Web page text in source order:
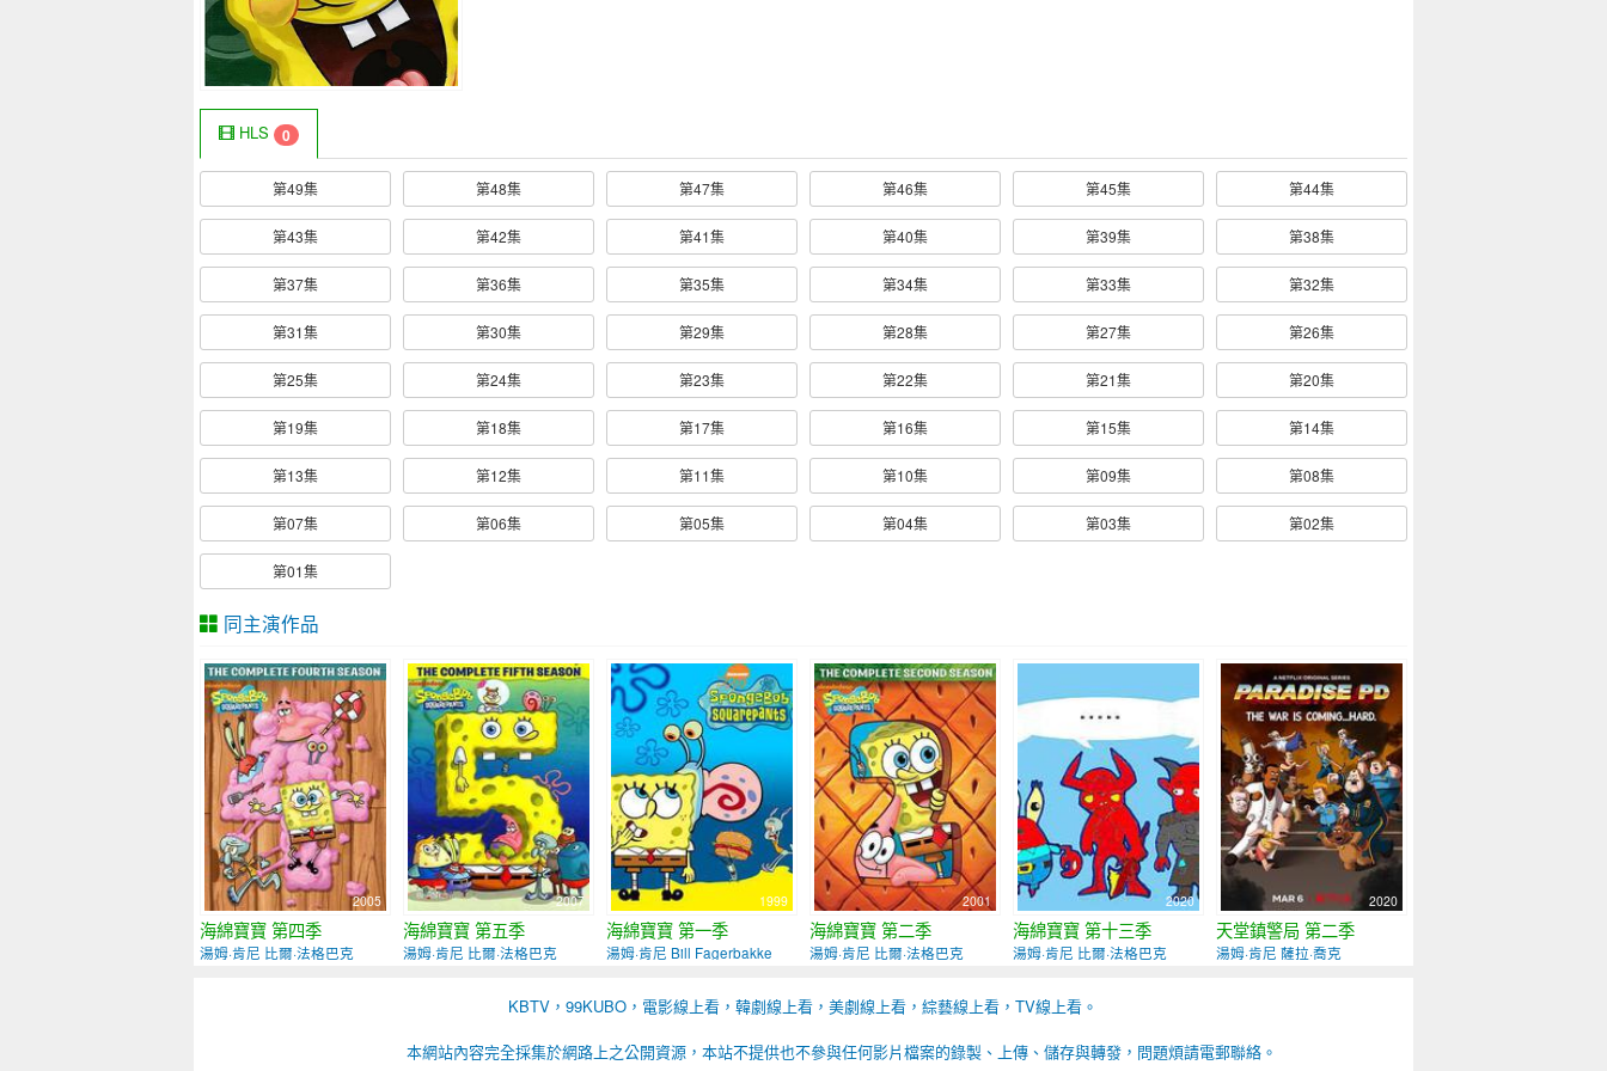
HLS 0
第49集 第48集 第47集 第46集 第45集 第44集
第43集 第42集 第41集 第40集 第39集 第38集
第37集 第36集 第35集 第34集 第33集 第32集
第31集 第30集 第29集 第28集 第27集 第26集
第25集 第24集 第23集 第22集 第21集 第20集
第19集 第18集 第17集 第16集 第15集 第14集
第13集 第12集 第11集 第10集 第09集 第08集
第07集 第06集 第05集 第04集 第03集 第02集
第01集
同主演作品
2005
海綿寶寶 第四季
湯姆·肯尼 比爾·法格巴克
2007
海綿寶寶 第五季
湯姆·肯尼 比爾·法格巴克
1999
海綿寶寶 第一季
湯姆·肯尼 Bill Fagerbakke
2001
海綿寶寶 第二季
湯姆·肯尼 比爾·法格巴克
2020
海綿寶寶 第十三季
湯姆·肯尼 比爾·法格巴克
2020
天堂鎮警局 第二季
湯姆·肯尼 薩拉·喬克
KBTV，99KUBO，電影線上看，韓劇線上看，美劇線上看，綜藝線上看，TV線上看。
本網站內容完全採集於網路上之公開資源，本站不提供也不參與任何影片檔案的錄製、上傳、儲存與轉發，問題煩請電郵聯絡。